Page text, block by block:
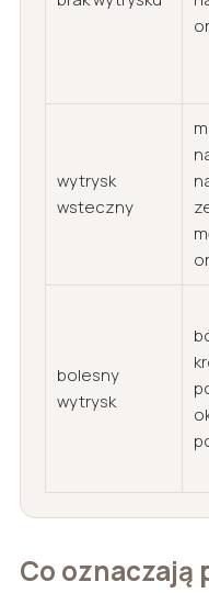
wytrysk
wsteczny
bolesny
wytrysk
Co oznaczają